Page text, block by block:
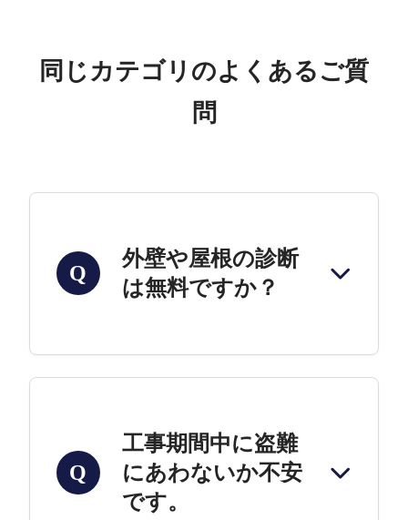
同じカテゴリのよくあるご質
問
Q
外壁や屋根の診断
は無料ですか？
Q
工事期間中に盗難
にあわないか不安
です。